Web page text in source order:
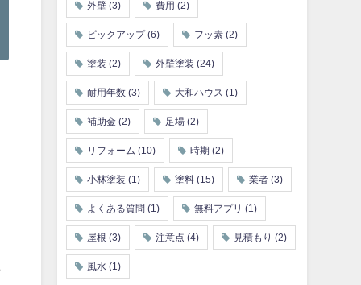
外壁(3) 費用 (2)
ピックアップ(6) フッ素(2)
塗装 (2) 外壁塗装 (24)
耐用年数(3) 大和ハウス (1)
補助金(2) 足場(2)
リフォーム (10) 時期 (2)
小林塗装 (1) 塗料(15) 業者(3)
よくある質問 (1) 無料アプリ (1)
屋根 (3) 注意点 (4) 見積もり (2)
風水 (1)